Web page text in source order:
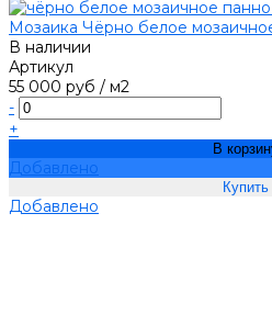
Мозаика Чёрно белое
В наличии
Артикул
55 000 руб / м2
-
+
В
Добавлено
Добавлено